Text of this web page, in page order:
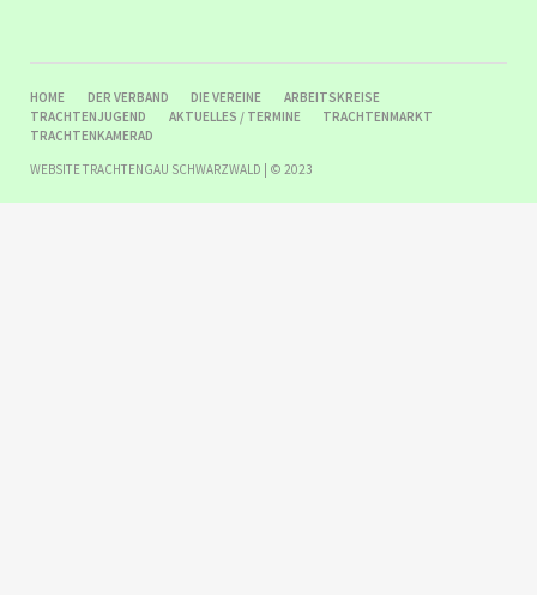
NAVIGATION
ÜBERSPRINGEN
HOME DER VERBAND DIE VEREINE
ARBEITSKREISE
TRACHTENJUGEND
AKTUELLES / TERMINE
TRACHTENMARKT
TRACHTENKAMERAD
WEBSITE TRACHTENGAU SCHWARZWALD | © 2023